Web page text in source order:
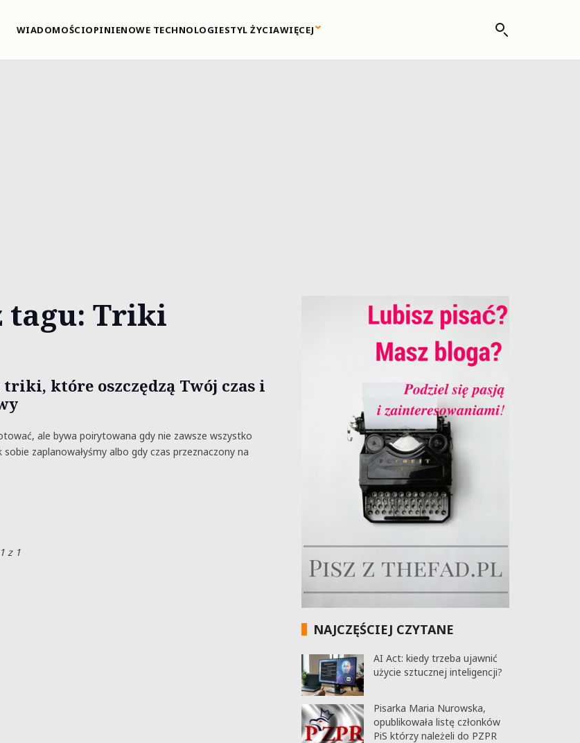
WIADOMOŚCIOPINIENOWE TECHNOLOGIESTYL ŻYCIAWIĘCEJ
tagu: Triki
triki, które oszczędzą Twój czas i
ale bywa poirytowana gdy nie zawsze wszystko
zaplanowałyśmy albo gdy czas przeznaczony na
z 1
NAJCZĘŚCIEJ CZYTANE
AI Act: kiedy trzeba ujawnić
użycie sztucznej inteligencji?
Pisarka Maria Nurowska,
opublikowała listę członków
PiS którzy należeli do PZPR